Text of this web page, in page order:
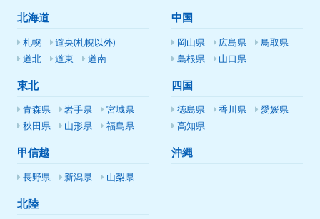
北海道
札幌
道央(札幌以外)
道北
道東 道南
東北
青森県 岩手県
宮城県
秋田県
山形県 福島県
甲信越
長野県 新潟県 山梨県
北陸
中国
岡山県 広島県
鳥取県
島根県
山口県
四国
徳島県 香川県
愛媛県
高知県
沖縄